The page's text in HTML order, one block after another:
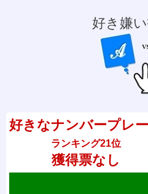
好き嫌
好きなナンバープレ
ランキング21位
獲得票なし